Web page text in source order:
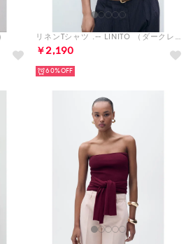
リネンTシャツ .-- LINITO （ダークレッド）
￥2,190
60%